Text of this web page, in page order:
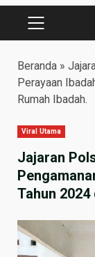
PRIMARY
Beranda »
Perayaan
Rumah Ibadah.
Viral Utama
Jajaran
Tahun 2024